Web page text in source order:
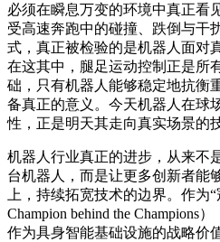
必须在瞬息万变的环境中真正看
受高速奔跑中的碰撞、跌倒与干
式，真正被检验的是机器人面对
在这其中，腿足运动控制正是所
础，只有机器人能够稳定地抗衡
备真正的意义。今天机器人在球
性，正是明天其走向真实场景的
机器人行业真正的进步，从来不
台机器人，而是让更多创新者能
上，持续拓宽技术的边界。作为
Champion behind the Champions
作为具身智能基础设施的战略价